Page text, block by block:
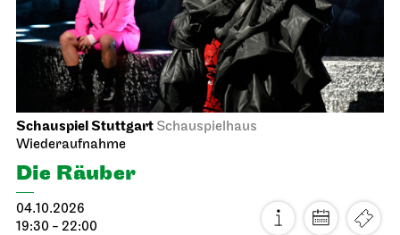
Schauspiel Stuttgart Schauspielhaus
Wiederaufnahme
Die Räuber
04.10.2026
19:30 - 22:00